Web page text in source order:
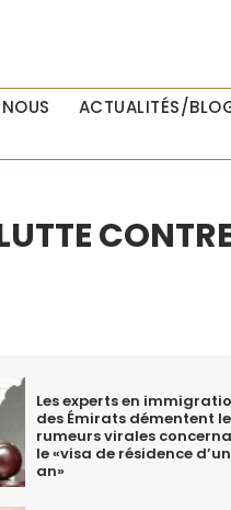
ACTUALITÉS/
Les experts en
des Émirats démentent
rumeurs virales
le «visa de résidence d’un
an»